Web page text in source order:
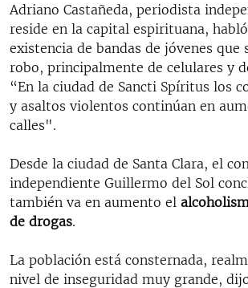
Adriano Castañeda, periodista
reside en la capital espirituana,
existencia de bandas de jóvenes que
robo, principalmente de celulares y
“En la ciudad de Sancti Spíritus los
y asaltos violentos continúan en
calles".
Desde la ciudad de Santa Clara, el
independiente Guillermo del Sol
también va en aumento el
de drogas.
La población está consternada,
nivel de inseguridad muy grande,